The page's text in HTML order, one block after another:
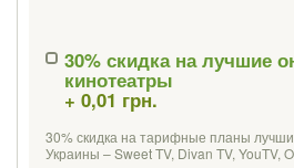
Ваш телефон
Мультимедийных:
проигрыватели - MX-player, VLC;
медиацентр - Kodi / XBMC;
онлайн-видео - MEGOGO, Oll.tv,
ПО для просмотра IPTV (без
Офисный пакетдля работы с PDF,
30% скидка на лучшие
кинотеатры
+ 0,01 грн.
30% скидка на тарифные планы
Украины – Sweet TV, Divan TV, YouTV,